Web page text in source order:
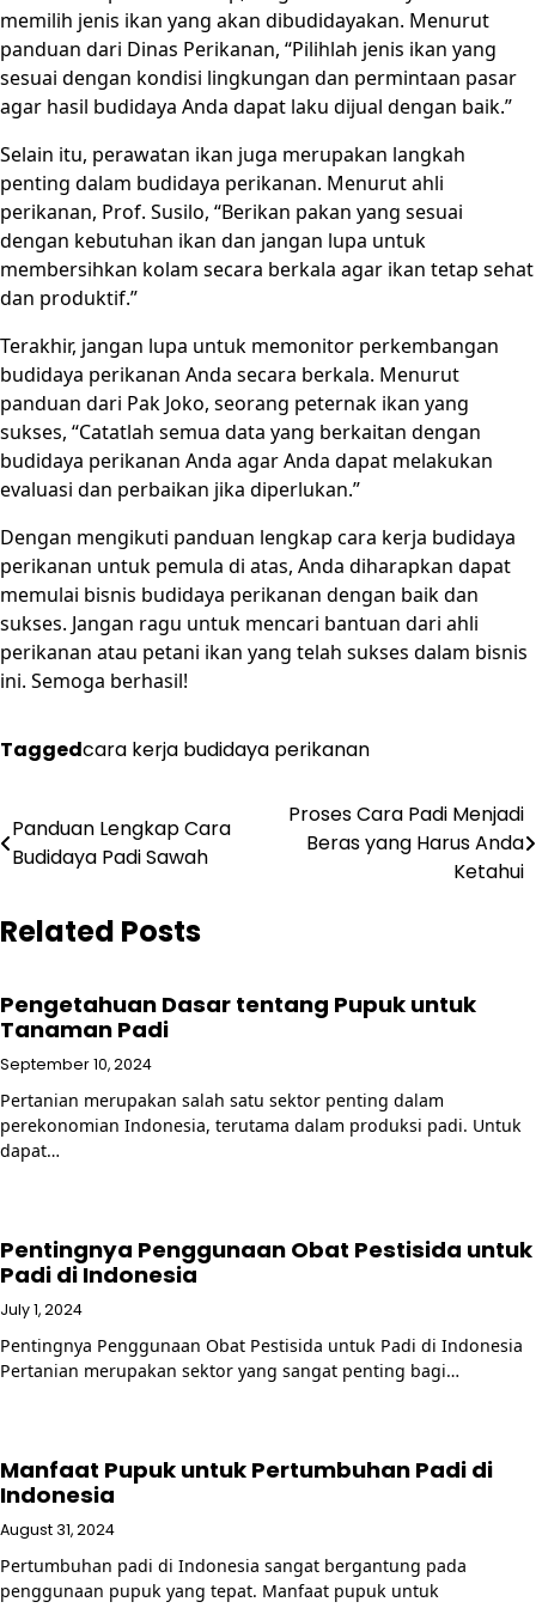
memilih jenis ikan yang akan dibudidayakan. Menurut
panduan dari Dinas Perikanan, “Pilihlah jenis ikan yang
sesuai dengan kondisi lingkungan dan permintaan pasar
agar hasil budidaya Anda dapat laku dijual dengan baik.”
Selain itu, perawatan ikan juga merupakan langkah
penting dalam budidaya perikanan. Menurut ahli
perikanan, Prof. Susilo, “Berikan pakan yang sesuai
dengan kebutuhan ikan dan jangan lupa untuk
membersihkan kolam secara berkala agar ikan tetap sehat
dan produktif.”
Terakhir, jangan lupa untuk memonitor perkembangan
budidaya perikanan Anda secara berkala. Menurut
panduan dari Pak Joko, seorang peternak ikan yang
sukses, “Catatlah semua data yang berkaitan dengan
budidaya perikanan Anda agar Anda dapat melakukan
evaluasi dan perbaikan jika diperlukan.”
Dengan mengikuti panduan lengkap cara kerja budidaya
perikanan untuk pemula di atas, Anda diharapkan dapat
memulai bisnis budidaya perikanan dengan baik dan
sukses. Jangan ragu untuk mencari bantuan dari ahli
perikanan atau petani ikan yang telah sukses dalam bisnis
ini. Semoga berhasil!
Taggedcara kerja budidaya perikanan
Post
navigation
Panduan Lengkap Cara
Budidaya Padi Sawah
Proses Cara Padi Menjadi
Beras yang Harus Anda
Ketahui
Related Posts
Pengetahuan Dasar tentang Pupuk untuk
Tanaman Padi
September 10, 2024
Pertanian merupakan salah satu sektor penting dalam
perekonomian Indonesia, terutama dalam produksi padi. Untuk
dapat…
Pentingnya Penggunaan Obat Pestisida untuk
Padi di Indonesia
July 1, 2024
Pentingnya Penggunaan Obat Pestisida untuk Padi di Indonesia
Pertanian merupakan sektor yang sangat penting bagi…
Manfaat Pupuk untuk Pertumbuhan Padi di
Indonesia
August 31, 2024
Pertumbuhan padi di Indonesia sangat bergantung pada
penggunaan pupuk yang tepat. Manfaat pupuk untuk